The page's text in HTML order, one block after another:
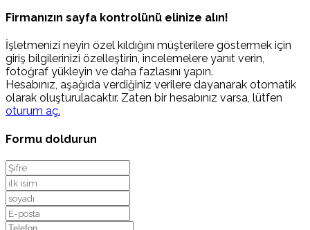
Firmanızın sayfa kontrolünü elinize alın!
İşletmenizi neyin özel kıldığını müşterilere göstermek için
giriş bilgilerinizi özelleştirin, incelemelere yanıt verin,
fotoğraf yükleyin ve daha fazlasını yapın.
Hesabınız, aşağıda verdiğiniz verilere dayanarak otomatik
olarak oluşturulacaktır. Zaten bir hesabınız varsa, lütfen
oturum aç.
Formu doldurun